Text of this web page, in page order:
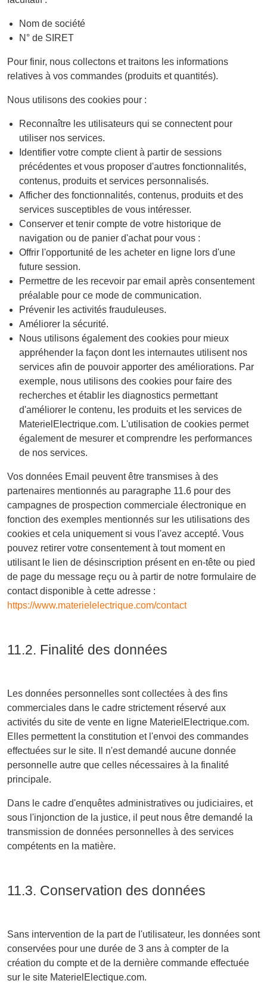
Nom de société
N° de SIRET
Pour finir, nous collectons et traitons les informations
relatives à vos commandes (produits et quantités).
Nous utilisons des cookies pour :
Reconnaître les utilisateurs qui se connectent pour
utiliser nos services.
Identifier votre compte client à partir de sessions
précédentes et vous proposer d'autres fonctionnalités,
contenus, produits et services personnalisés.
Afficher des fonctionnalités, contenus, produits et des
services susceptibles de vous intéresser.
Conserver et tenir compte de votre historique de
navigation ou de panier d'achat pour vous :
Offrir l'opportunité de les acheter en ligne lors d'une
future session.
Permettre de les recevoir par email après consentement
préalable pour ce mode de communication.
Prévenir les activités frauduleuses.
Améliorer la sécurité.
Nous utilisons également des cookies pour mieux
appréhender la façon dont les internautes utilisent nos
services afin de pouvoir apporter des améliorations. Par
exemple, nous utilisons des cookies pour faire des
recherches et établir les diagnostics permettant
d'améliorer le contenu, les produits et les services de
MaterielElectrique.com. L'utilisation de cookies permet
également de mesurer et comprendre les performances
de nos services.
Vos données Email peuvent être transmises à des
partenaires mentionnés au paragraphe 11.6 pour des
campagnes de prospection commerciale électronique en
fonction des exemples mentionnés sur les utilisations des
cookies et cela uniquement si vous l'avez accepté. Vous
pouvez retirer votre consentement à tout moment en
utilisant le lien de désinscription présent en en-tête ou pied
de page du message reçu ou à partir de notre formulaire de
contact disponible à cette adresse :
https://www.materielelectrique.com/contact
11.2. Finalité des données
Les données personnelles sont collectées à des fins
commerciales dans le cadre strictement réservé aux
activités du site de vente en ligne MaterielElectrique.com.
Elles permettent la constitution et l'envoi des commandes
effectuées sur le site. Il n'est demandé aucune donnée
personnelle autre que celles nécessaires à la finalité
principale.
Dans le cadre d'enquêtes administratives ou judiciaires, et
sous l'injonction de la justice, il peut nous être demandé la
transmission de données personnelles à des services
compétents en la matière.
11.3. Conservation des données
Sans intervention de la part de l'utilisateur, les données sont
conservées pour une durée de 3 ans à compter de la
création du compte et de la dernière commande effectuée
sur le site MaterielElectique.com.